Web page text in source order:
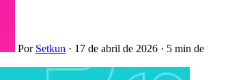
Por Setkun · 17 de abril de 2026 · 5 min de